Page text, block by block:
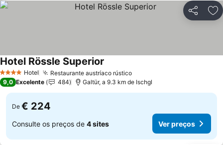
Partilhar
4 EstrelasHotel Restaurante austríaco rústico
Hotel Rössle Superior
9,0 Excelente 484 Galtür, a 9.3 km de Ischgl
De € 224
Consulte os preços de 4 sites Ver preços